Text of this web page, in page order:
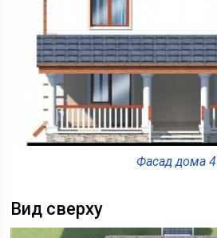
Фасад дома 4
Вид сверху